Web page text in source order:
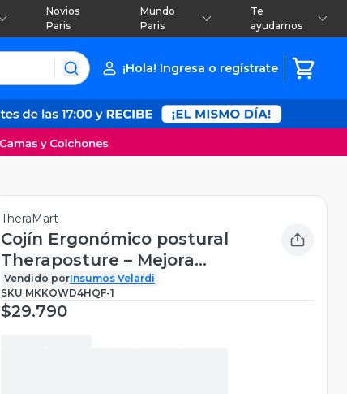
Novios
Paris
Mundo
Paris
Te
ayudamos
¡Hola! Ingresa o regístrate
TheraMart
Cojín Ergonómico postural
Theraposture – Mejora
Postura
Vendido porInsumos Velardi
SKU MKKOWD4HQF-1
$29.790